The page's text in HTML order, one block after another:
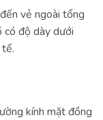
vẻ ngoài tổng
có độ dày dưới
kính mặt đồng